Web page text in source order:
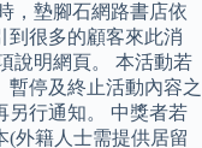
，墊腳石網路書店依
到很多的顧客來此消
說明網頁。 本活動若
暫停及終止活動內容之
另行通知。 中獎者若
(外籍人士需提供居留